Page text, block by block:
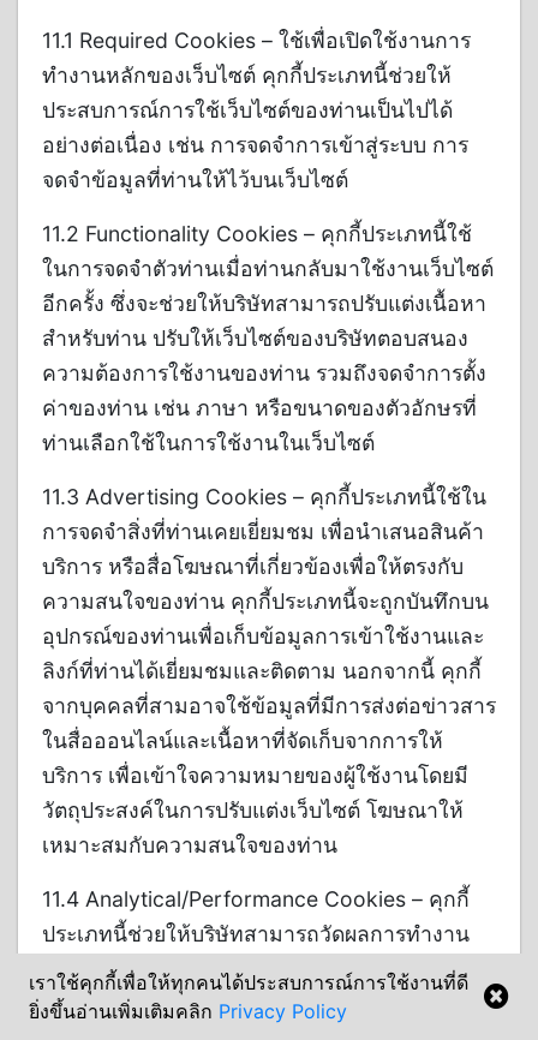
11.1 Required Cookies – ใช้เพื่อเปิดใช้งานการ
ทำงานหลักของเว็บไซต์ คุกกี้ประเภทนี้ช่วยให้
ประสบการณ์การใช้เว็บไซต์ของท่านเป็นไปได้
อย่างต่อเนื่อง เช่น การจดจำการเข้าสู่ระบบ การ
จดจำข้อมูลที่ท่านให้ไว้บนเว็บไซต์
11.2 Functionality Cookies – คุกกี้ประเภทนี้ใช้
ในการจดจำตัวท่านเมื่อท่านกลับมาใช้งานเว็บไซต์
อีกครั้ง ซึ่งจะช่วยให้บริษัทสามารถปรับแต่งเนื้อหา
สำหรับท่าน ปรับให้เว็บไซต์ของบริษัทตอบสนอง
ความต้องการใช้งานของท่าน รวมถึงจดจำการตั้ง
ค่าของท่าน เช่น ภาษา หรือขนาดของตัวอักษรที่
ท่านเลือกใช้ในการใช้งานในเว็บไซต์
11.3 Advertising Cookies – คุกกี้ประเภทนี้ใช้ใน
การจดจำสิ่งที่ท่านเคยเยี่ยมชม เพื่อนำเสนอสินค้า
บริการ หรือสื่อโฆษณาที่เกี่ยวข้องเพื่อให้ตรงกับ
ความสนใจของท่าน คุกกี้ประเภทนี้จะถูกบันทึกบน
อุปกรณ์ของท่านเพื่อเก็บข้อมูลการเข้าใช้งานและ
ลิงก์ที่ท่านได้เยี่ยมชมและติดตาม นอกจากนี้ คุกกี้
จากบุคคลที่สามอาจใช้ข้อมูลที่มีการส่งต่อข่าวสาร
ในสื่อออนไลน์และเนื้อหาที่จัดเก็บจากการให้
บริการ เพื่อเข้าใจความหมายของผู้ใช้งานโดยมี
วัตถุประสงค์ในการปรับแต่งเว็บไซต์ โฆษณาให้
เหมาะสมกับความสนใจของท่าน
11.4 Analytical/Performance Cookies – คุกกี้
ประเภทนี้ช่วยให้บริษัทสามารถวัดผลการทำงาน
ต่าง ๆ เช่น การประมวลจำนวนหน้าที่ท่านเข้าใช้
งาน นับจำนวนผู้เข้าเยี่ยมชมเว็บไซต์ ทราบถึง
เราใช้คุกกี้เพื่อให้ทุกคนได้ประสบการณ์การใช้งานที่ดี
ยิ่งขึ้นอ่านเพิ่มเติมคลิก Privacy Policy